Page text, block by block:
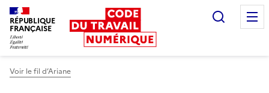
RÉPUBLIQUE
FRANÇAISE
Voir le fil d’Ariane